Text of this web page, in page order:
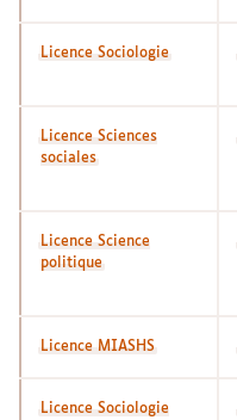
Licence Sociologie
Licence Sciences
sociales
Licence Science
politique
Licence MIASHS
Licence Sociologie